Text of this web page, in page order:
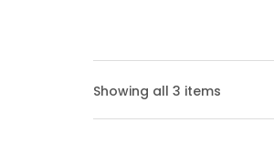
Showing all 3 items